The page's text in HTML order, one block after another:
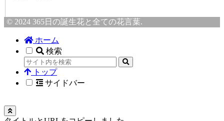
© 2024 365日の誕生花と全ての花言葉.
ホーム
検索
トップ
サイドバー